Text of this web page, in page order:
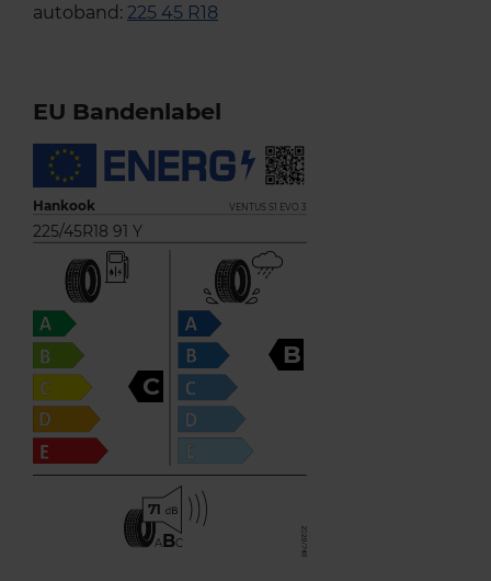
autoband: 225 45 R18
EU Bandenlabel
Hankook VENTUS S1 EVO 3
225/45R18 91 Y
C
B
71
ABC